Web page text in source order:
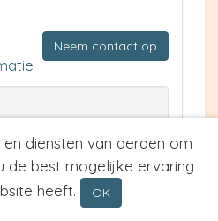
Neem contact op
en diensten van derden om
de best mogelijke ervaring
heeft.
OK